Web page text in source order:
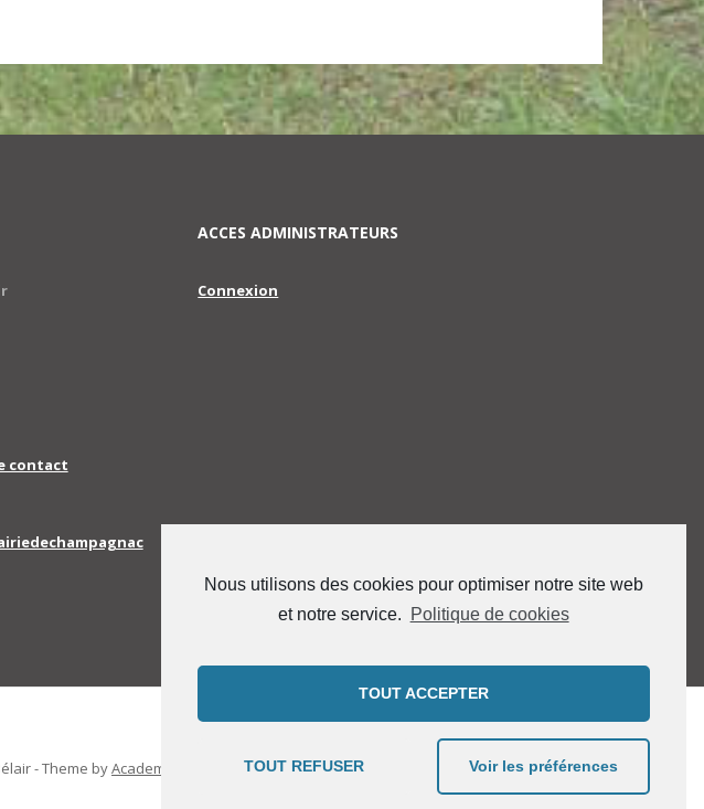
Nous utilisons des cookies pour optimiser notre site web
et notre service.
Politique de cookies
TOUT ACCEPTER
TOUT REFUSER Voir les préférences
contact
ACCES ADMINISTRATEURS
Connexion
-Theme byAcademiaThemes